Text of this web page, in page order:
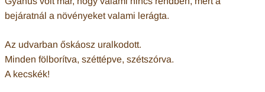
bejáratnál a növényeket valami lerágta.
Az udvarban őskáosz uralkodott.
Minden fölborítva, széttépve, szétszórva.
A kecskék!